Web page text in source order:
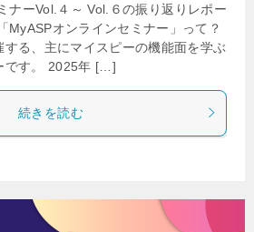
ナーVol.４～ Vol.６の振り返りレポー
MyASPオンラインセミナー」って？
る、主にマイスピーの機能面を学ぶ
です。 2025年 […]
続きを読む